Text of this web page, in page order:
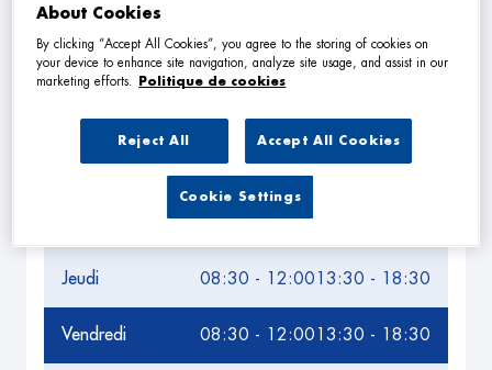
Horaires d'ouverture
Mardi 08:30 - 12:0013:30 - 18:30
08:30 - 12:00
Jeudi 08:30 - 12:00 13:30 - 18:30
Vendredi 08:30 - 12:00 13:30 - 18:30
Leaflet| Map ©2026HERE
NAVIGUER
About Cookies
By clicking “Accept All Cookies”, you agree to the storing of cookies on
your device to enhance site navigation, analyze site usage, and assist in our
marketing efforts.
Politique de cookies
Reject All Accept All Cookies
Cookie Settings